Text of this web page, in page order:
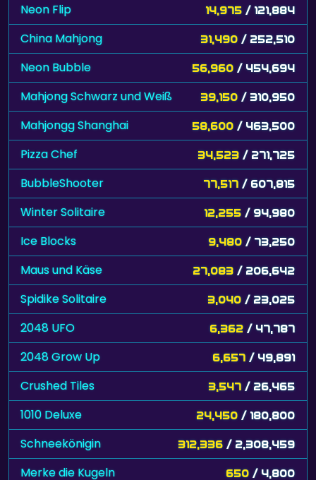
Neon Flip 14,975 / 121,884
China Mahjong 31,490 / 252,510
Neon Bubble 56,960 / 454,694
Mahjong Schwarz und Weiß 39,150 / 310,950
Mahjongg Shanghai 58,600 / 463,500
Pizza Chef 34,523 / 271,725
BubbleShooter 77,517 / 607,815
Winter Solitaire 12,255 / 94,980
Ice Blocks 9,480 / 73,250
Maus und Käse 27,083 / 206,642
Spidike Solitaire 3,040 / 23,025
2048 UFO 6,362 / 47,787
2048 Grow Up 6,657 / 49,891
Crushed Tiles 3,547 / 26,465
1010 Deluxe 24,450 / 180,800
Schneekönigin 312,336 / 2,308,459
Merke die Kugeln 650 / 4,800